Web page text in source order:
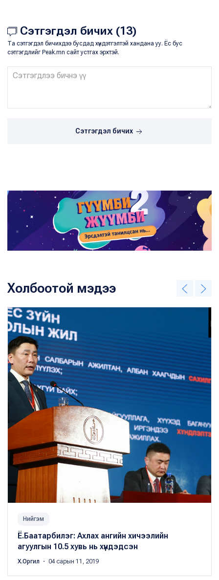
Сэтгэгдэл бичих (13)
Та сэтгэгдэл бичихдээ бусдад хүндэтгэлтэй хандана уу. Ёс бус
сэтгэгдлийг Peak.mn сайт устгах эрхтэй.
Сэтгэгдэл бичих
Холбоотой мэдээ
Нийгэм
Ё.Баатарбилэг: Ахлах ангийн хичээлийн
агуулгын 10.5 хувь нь хүндэдсэн
Х.Оргил ・ 04 сарын 11, 2019